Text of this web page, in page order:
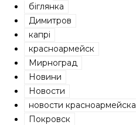
біглянка
Димитров
капрі
красноармейск
Мирноград
Новини
Новости
новости красноармейска
Покровск